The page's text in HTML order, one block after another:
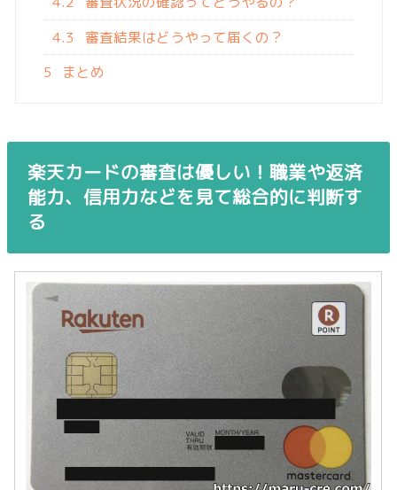
4.3
審査結果はどうやって届くの？
5
まとめ
楽天カードの審査は優しい！職業や返済
能力、信用力などを見て総合的に判断す
る